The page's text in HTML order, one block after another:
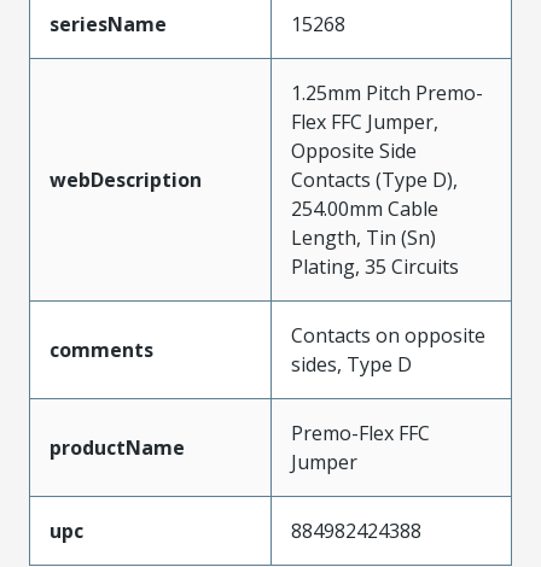
seriesName 15268
webDescription
1.25mm Pitch Premo-
Flex FFC Jumper,
Opposite Side
Contacts (Type D),
254.00mm Cable
Length, Tin (Sn)
Plating, 35 Circuits
comments
Contacts on opposite
sides, Type D
productName
Premo-Flex FFC
Jumper
upc 884982424388